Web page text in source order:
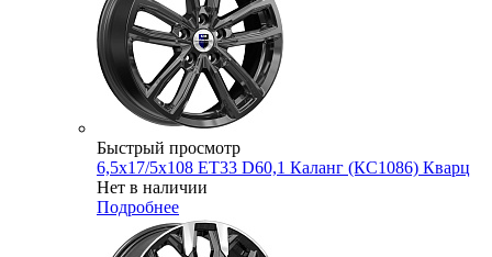
Быстрый просмотр
6,5x17/5x108 ET33 D60,1 Каланг (КС1086) Кварц
Нет в наличии
Подробнее